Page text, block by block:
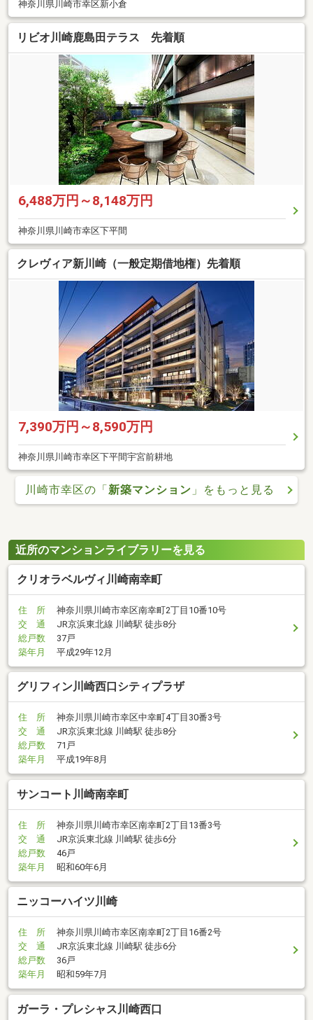
神奈川県川崎市幸区新小倉
リビオ川崎鹿島田テラス 先着順
6,488万円～8,148万円
神奈川県川崎市幸区下平間
クレヴィア新川崎（一般定期借地権）先着順
7,390万円～8,590万円
神奈川県川崎市幸区下平間宇宮前耕地
川崎市幸区の「新築マンション 」をもっと見る
近所のマンションライブラリーを見る
クリオラベルヴィ川崎南幸町
住 所
神奈川県川崎市幸区南幸町2丁目10番10号
交 通
JR京浜東北線 川崎駅 徒歩8分
総戸数
37戸
築年月
平成29年12月
グリフィン川崎西口シティプラザ
住 所
神奈川県川崎市幸区中幸町4丁目30番3号
交 通
JR京浜東北線 川崎駅 徒歩8分
総戸数
71戸
築年月
平成19年8月
サンコート川崎南幸町
住 所
神奈川県川崎市幸区南幸町2丁目13番3号
交 通
JR京浜東北線 川崎駅 徒歩6分
総戸数
46戸
築年月
昭和60年6月
ニッコーハイツ川崎
住 所
神奈川県川崎市幸区南幸町2丁目16番2号
交 通
JR京浜東北線 川崎駅 徒歩6分
総戸数
36戸
築年月
昭和59年7月
ガーラ・プレシャス川崎西口